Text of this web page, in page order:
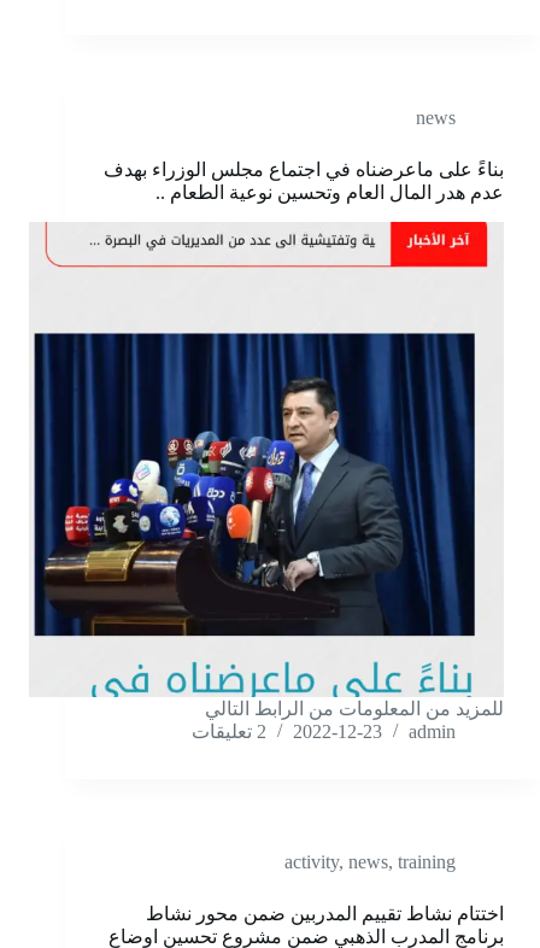
news
بناءً على ماعرضناه في اجتماع مجلس الوزراء بهدف
عدم هدر المال العام وتحسين نوعية الطعام ..
للمزيد من المعلومات من الرابط التالي
admin
2022-12-23 2 تعليقات
activity, news, training
اختتام نشاط تقييم المدربين ضمن محور نشاط
برنامج المدرب الذهبي ضمن مشروع تحسين اوضاع